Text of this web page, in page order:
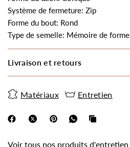
Système de fermeture: Zip
Forme du bout: Rond
Type de semelle: Mémoire de forme
Livraison et retours
Matériaux Entretien
Voir tous nos produits d'entretien